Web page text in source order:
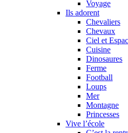
Voyage
Ils adorent
Chevaliers
Chevaux
Ciel et
Cuisine
Dinosaures
Ferme
Football
Loups
Mer
Montagne
Princesses
Vive l’école